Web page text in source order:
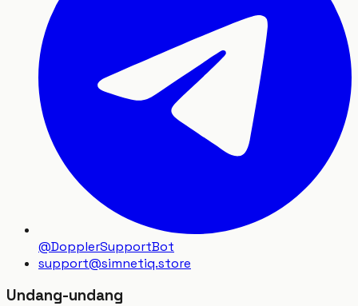
@DopplerSupportBot
support@simnetiq.store
Undang-undang